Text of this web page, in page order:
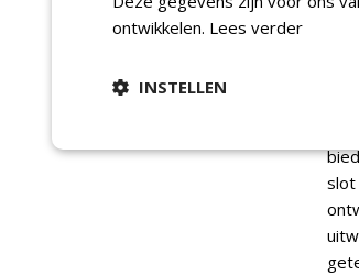
bij
slot
ontwikkelen. Lees verder
INSTELLEN